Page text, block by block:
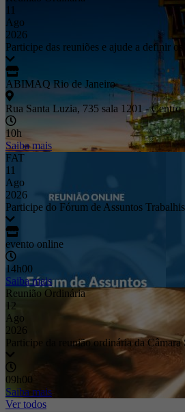
11
Ago
2026
Participe das reuniões e ajude a definir
ABIMAQ Rio de Janeiro
Rua Santa Luzia, 735 sala 1201 - Centro
10h
Saiba mais
FAT
11
Ago
2026
Participe do Fórum de Assuntos
evento online
14h00
Saiba mais
Reunião Ordinária
12
Ago
2026
Participe da reunião ordinária da
09h00
Saiba mais
Ver todos